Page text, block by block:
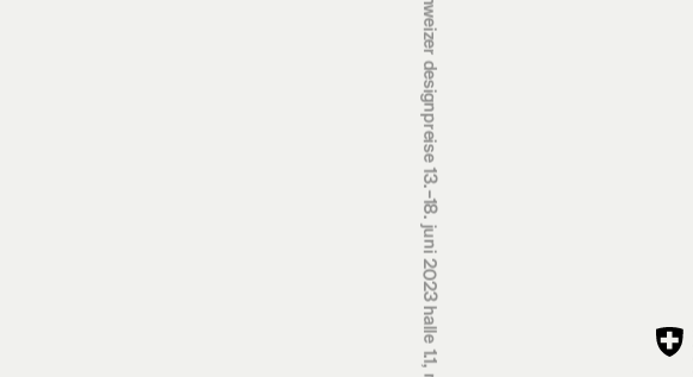
schweizer designpreise 13.‒18. juni 2023 halle 1.1, messe basel